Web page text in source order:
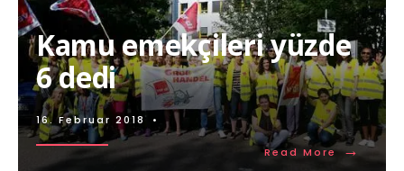
Kamu emekçileri yüzde
6 dedi
16. Februar 2018 •
Read More →